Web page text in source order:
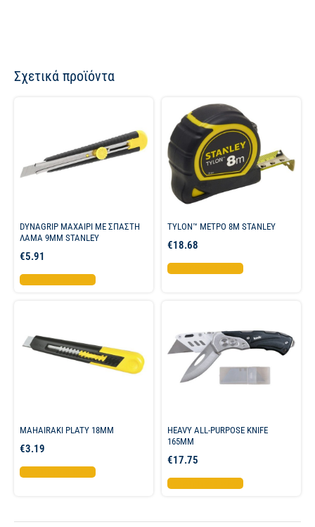
Σχετικά προϊόντα
DYNAGRIP ΜΑΧΑΙΡΙ ME ΣΠΑΣΤΗ
ΛΑΜΑ 9MM STANLEY
€5.91
Προσθήκη στο καλάθι
TYLON™ ΜΕΤΡΟ 8Μ STANLEY
€18.68
Προσθήκη στο καλάθι
MAHAIRAKI PLATY 18MM
€3.19
Προσθήκη στο καλάθι
HEAVY ALL-PURPOSE KNIFE
165MM
€17.75
Προσθήκη στο καλάθι